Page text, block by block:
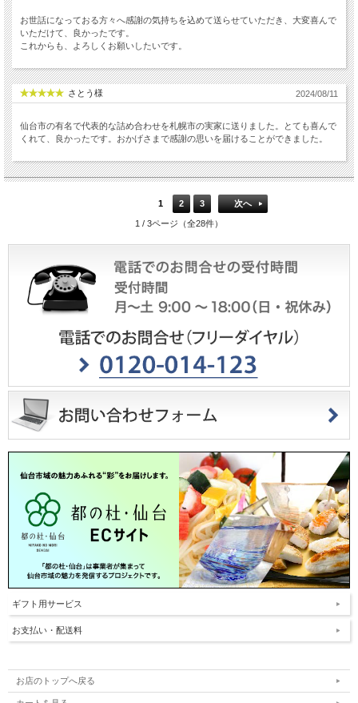
お世話になっておる方々へ感謝の気持ちを込めて送らせていただき、大変喜んで
いただけて、良かったです。
これからも、よろしくお願いしたいです。
さとう様 2024/08/11
仙台市の有名で代表的な詰め合わせを札幌市の実家に送りました。とても喜んで
くれて、良かったです。おかげさまで感謝の思いを届けることができました。
1 2 3 次へ
1 / 3ページ（全28件）
ギフト用サービス
お支払い・配送料
お店のトップへ戻る